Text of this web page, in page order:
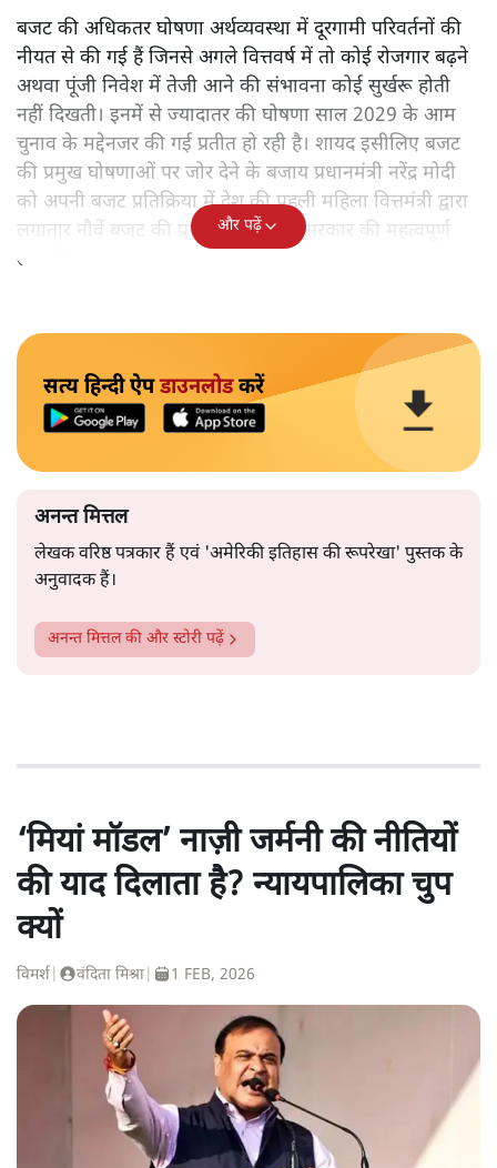
बजट की अधिकतर घोषणा अर्थव्यवस्था में दूरगामी परिवर्तनों की
नीयत से की गई हैं जिनसे अगले वित्तवर्ष में तो कोई रोजगार बढ़ने
अथवा पूंजी निवेश में तेजी आने की संभावना कोई सुर्खरू होती
नहीं दिखती। इनमें से ज्यादातर की घोषणा साल 2029 के आम
चुनाव के मद्देनजर की गई प्रतीत हो रही है। शायद इसीलिए बजट
की प्रमुख घोषणाओं पर जोर देने के बजाय प्रधानमंत्री नरेंद्र मोदी
को अपनी बजट प्रतिक्रिया में देश की पहली महिला वित्तमंत्री द्वारा
लगातार नौवें बजट की प्रस्तुति को अपनी सरकार की महत्वपूर्ण
उपलब्धि बताने पर मजबूर होना पड़ा।
और पढ़ें
सत्य हिन्दी ऐपडाउनलोडकरें
अनन्त मित्तल
लेखक वरिष्ठ पत्रकार हैं एवं 'अमेरिकी इतिहास की रूपरेखा' पुस्तक के
अनुवादक हैं।
अनन्त मित्तलकी और स्टोरी पढ़ें
‘मियां मॉडल’ नाज़ी जर्मनी की नीतियों
की याद दिलाता है? न्यायपालिका चुप
क्यों
विमर्श वंदिता मिश्रा 1 FEB, 2026